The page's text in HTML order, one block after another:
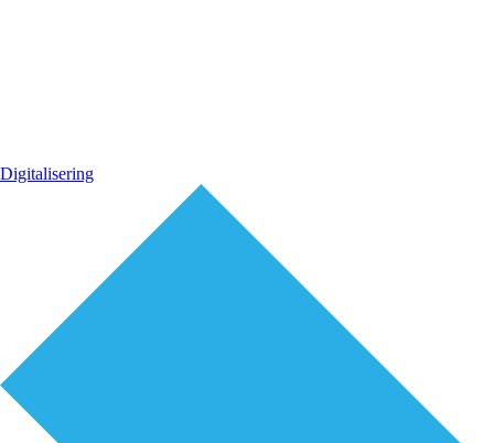
Digitalisering